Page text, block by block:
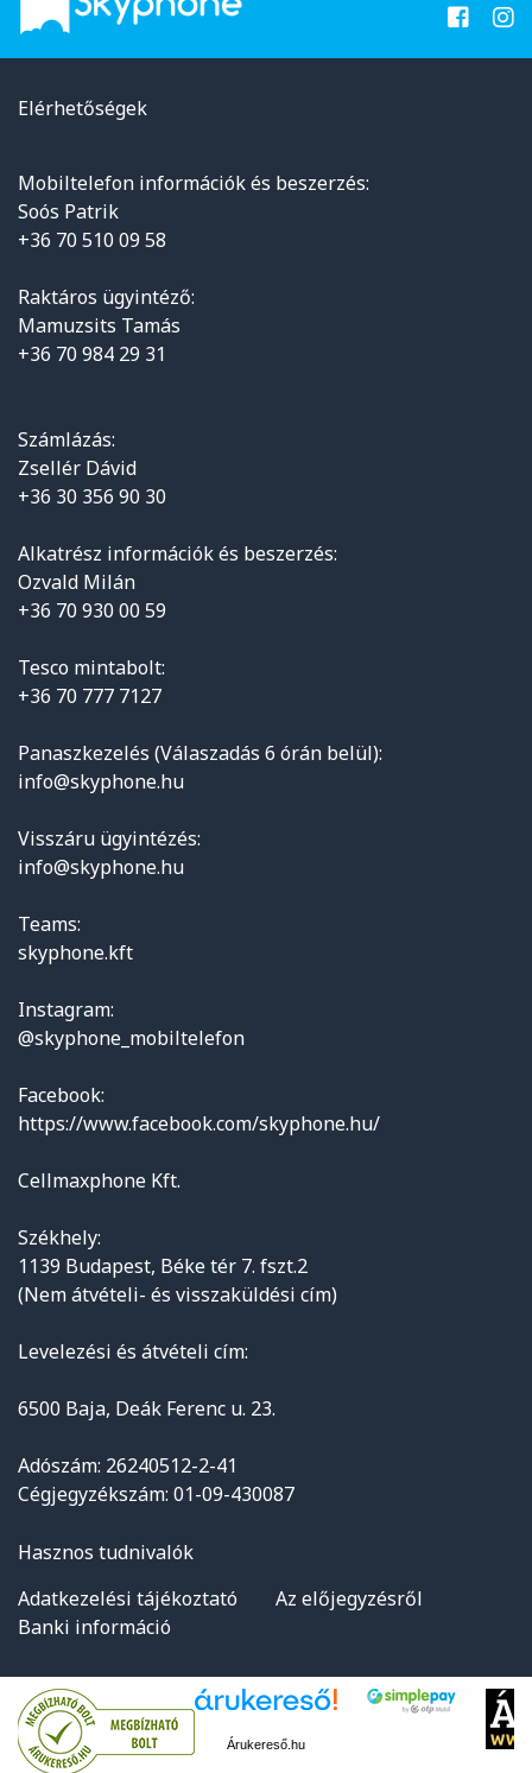
Elérhetőségek
Mobiltelefon információk és beszerzés:
Soós Patrik
+36 70 510 09 58
Raktáros ügyintéző:
Mamuzsits Tamás
+36 70 984 29 31
Számlázás:
Zsellér Dávid
+36 30 356 90 30
Alkatrész információk és beszerzés:
Ozvald Milán
+36 70 930 00 59
Tesco mintabolt:
+36 70 777 7127
Panaszkezelés (Válaszadás 6 órán belül):
info@skyphone.hu
Visszáru ügyintézés:
info@skyphone.hu
Teams:
skyphone.kft
Instagram:
@skyphone_mobiltelefon
Facebook:
https://www.facebook.com/skyphone.hu/
Cellmaxphone Kft.
Székhely:
1139 Budapest, Béke tér 7. fszt.2
(Nem átvételi- és visszaküldési cím)
Levelezési és átvételi cím:
6500 Baja, Deák Ferenc u. 23.
Adószám: 26240512-2-41
Cégjegyzékszám: 01-09-430087
Hasznos tudnivalók
Adatkezelési tájékoztató
Banki információ
Az előjegyzésről
Árukereső.hu